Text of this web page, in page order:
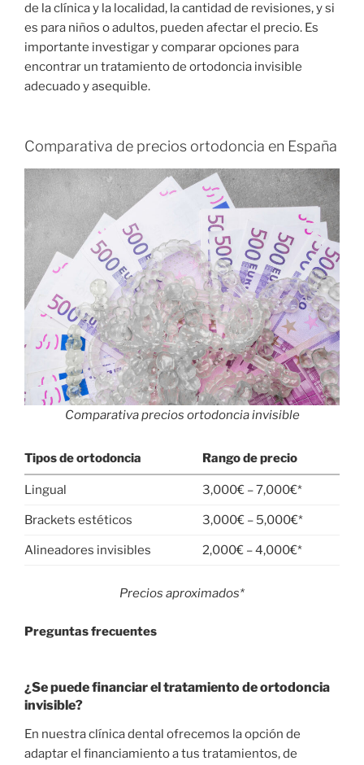
de la clínica y la localidad, la cantidad de revisiones, y si
es para niños o adultos, pueden afectar el precio. Es
importante investigar y comparar opciones para
encontrar un tratamiento de ortodoncia invisible
adecuado y asequible.
Comparativa de precios ortodoncia en España
Comparativa precios ortodoncia invisible
Tipos de ortodoncia Rango de precio
Lingual 3,000€ – 7,000€*
Brackets estéticos 3,000€ – 5,000€*
Alineadores invisibles 2,000€ – 4,000€*
Precios aproximados*
Preguntas frecuentes
¿Se puede financiar el tratamiento de ortodoncia
invisible?
En nuestra clínica dental ofrecemos la opción de
adaptar el financiamiento a tus tratamientos, de